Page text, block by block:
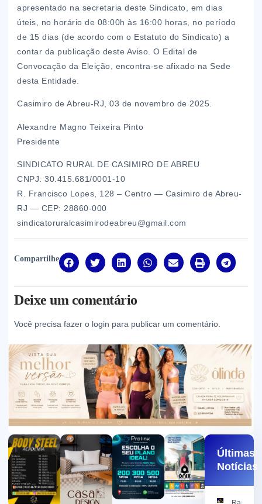
apresentado na secretaria deste Sindicato, em dias
úteis, no horário de 08:00h às 16:00 horas, no período
de 15 dias (de acordo com o Estatuto do Sindicato) a
contar da publicação deste Aviso. O Edital de
Convocação da Eleição, encontra-se afixado na Sede
desta Entidade.
Casimiro de Abreu-RJ, 03 de novembro de 2025.
Alexandre Magno Teixeira Pinto
Presidente
SINDICATO RURAL DE CASIMIRO DE ABREU
CNPJ: 30.415.681/0001-10
R. Francisco Lopes, 128 – Centro — Casimiro de Abreu-
RJ — CEP: 28860-000
sindicatoruralcasimirodeabreu@gmail.com
Compartilhe
Deixe um comentário
Você precisa fazer o login para publicar um comentário.
Últimas
Notícias